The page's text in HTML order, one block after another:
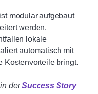
modular aufgebaut
werden.
lokale
automatisch mit
Kostenvorteile bringt.
der Success Story